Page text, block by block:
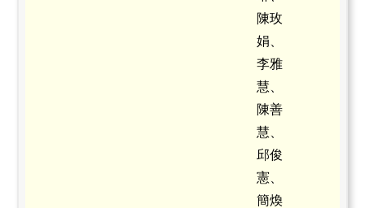
陳玫
娟、
李雅
慧、
陳善
慧、
邱俊
憲、
簡煥